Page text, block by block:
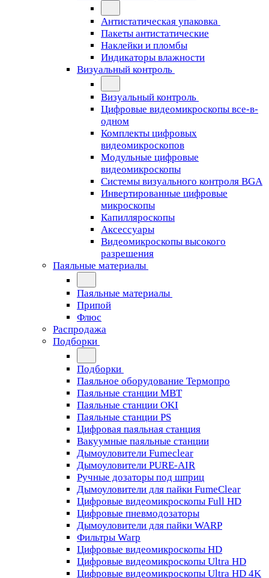
Антистатическая упаковка
Пакеты антистатические
Наклейки и пломбы
Индикаторы влажности
Визуальный контроль
Визуальный контроль
Цифровые видеомикроскопы все-в-
одном
Комплекты цифровых
видеомикроскопов
Модульные цифровые
видеомикроскопы
Cистемы визуального контроля BGA
Инвертированные цифровые
микроскопы
Капилляроскопы
Аксессуары
Видеомикроскопы высокого
разрешения
Паяльные материалы
Паяльные материалы
Припой
Флюс
Распродажа
Подборки
Подборки
Паяльное оборудование Термопро
Паяльные станции MBT
Паяльные станции OKI
Паяльные станции PS
Цифровая паяльная станция
Вакуумные паяльные станции
Дымоуловители Fumeclear
Дымоуловители PURE-AIR
Ручные дозаторы под шприц
Дымоуловители для пайки FumeClear
Цифровые видеомикроскопы Full HD
Цифровые пневмодозаторы
Дымоуловители для пайки WARP
Фильтры Warp
Цифровые видеомикроскопы HD
Цифровые видеомикроскопы Ultra HD
Цифровые видеомикроскопы Ultra HD 4K